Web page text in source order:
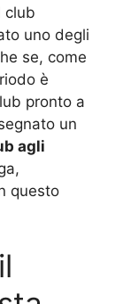
club
uno degli
se, come
è
pronto a
un
agli
questo